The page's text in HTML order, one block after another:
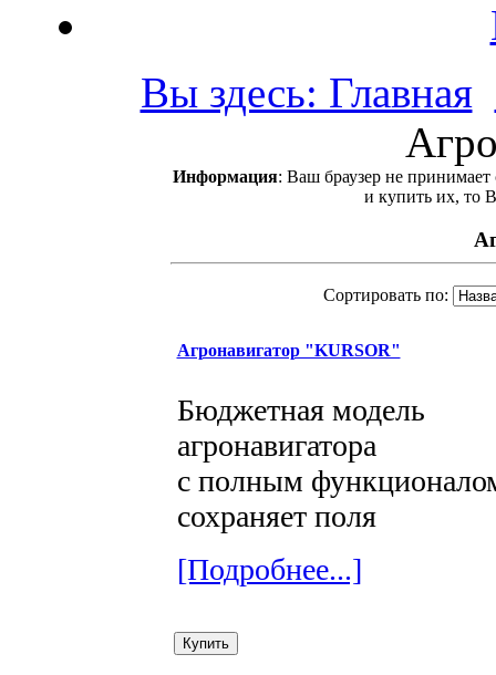
Вы здесь: Главная
Информация: Ваш браузер не
и купить их, то
Сортировать по:
Агронавигатор "KURSOR"
Бюджетная модель
агронавигатора
с полным
сохраняет поля
[Подробнее...]